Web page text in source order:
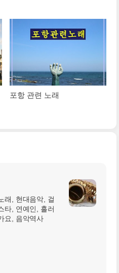
포항 관련 노래
래, 현대음악, 걸
타, 연예인, 흘러
요, 음악역사